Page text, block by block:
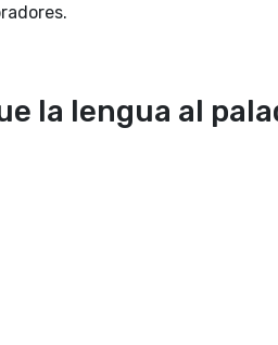
la lengua al